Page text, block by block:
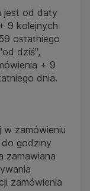
jest od daty
9 kolejnych
ostatniego
dziś",
+ 9
dnia.
w zamówieniu
godziny
zamawiana
zamówienia